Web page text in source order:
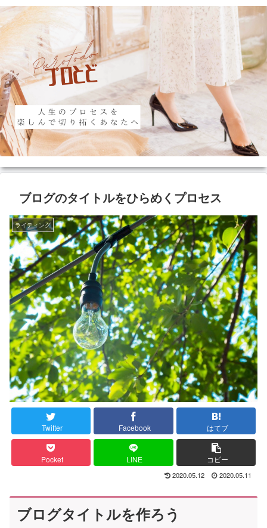
ブログのタイトルをひらめくプロセス
ライティング
Twitter Facebook はてブ
Pocket LINE コピー
2020.05.12 2020.05.11
ブログタイトルを作ろう